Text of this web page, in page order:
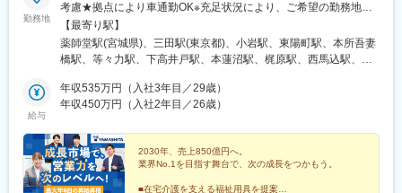
勤務地
考慮★拠点により車通勤OK※充足状況により、ご希望の勤務地で
の募集が終了している場合があります。※転居を伴う転勤の有無
は、半年ごとに希望を伺い、選択いただけます。■東北■・宮城県
（仙台市）■関東■・東京都（東京23区など）・神奈川県（横浜市
城県（水戸市）・栃木県（宇都宮市／足利市）・群馬県（前橋
市）■東海■・愛知県（名古屋市／豊田市／豊橋市／小牧市）・静
阜市）・三重県（四日市市）■信越・北陸■・長野県（長野市）・
山梨県（甲府市）・石川県（金沢市）・富山県（富山市）・福井
県（福井市）■関西■・大阪府・兵庫県（神戸市／尼崎市／姫路
市）・京都府（京都市）・奈良県（奈良市／天理市）・滋賀県
【最寄り駅】
薬師堂駅(宮城県)、三田駅(東京都)、小岩駅、東陽町駅、本所吾妻
橋駅、等々力駅、下高井戸駅、本蓮沼駅、梶原駅、西馬込駅、練
調布駅、田無駅、新横浜駅、上大岡駅、二俣川駅、武蔵新城駅、
鷺沼駅、湘南深沢駅、淵野辺駅、南林間駅、南浦和駅、大宮駅(埼
駅、おゆみ野駅、市川駅、動物公園駅、常陸青柳駅、駅東公園前
駅、足利駅、前橋大島駅、黄金駅(愛知県)、黒川駅(愛知県)、笠寺
駅、本山駅(愛知県)、土橋駅(愛知県)、市役所前駅(愛知県)、岩倉
駅(愛知県)、静岡駅、大岡駅(静岡県)、富士駅、藤枝駅、天竜川
給与
年収535万円（入社3年目／29歳）
年収450万円（入社2年目／26歳）
2030年、売上850億円へ。
業界No.1を目指す舞台で、次の成長をつかもう。
■在宅介護を支える福祉用具を提案